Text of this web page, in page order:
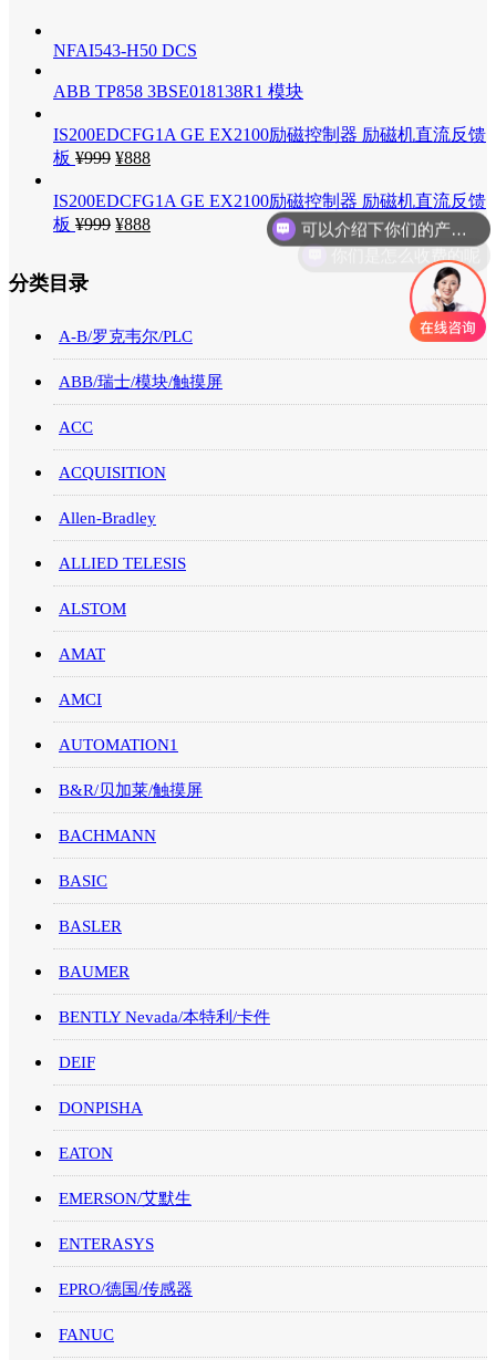
NFAI543-H50 DCS
ABB TP858 3BSE018138R1 模块
IS200EDCFG1A GE EX2100励磁控制器 励磁机直流反馈
板 ¥999 ¥888
IS200EDCFG1A GE EX2100励磁控制器 励磁机直流反馈
板 ¥999 ¥888
分类目录
A-B/罗克韦尔/PLC
ABB/瑞士/模块/触摸屏
ACC
ACQUISITION
Allen-Bradley
ALLIED TELESIS
ALSTOM
AMAT
AMCI
AUTOMATION1
B&R/贝加莱/触摸屏
BACHMANN
BASIC
BASLER
BAUMER
BENTLY Nevada/本特利/卡件
DEIF
DONPISHA
EATON
EMERSON/艾默生
ENTERASYS
EPRO/德国/传感器
FANUC
你们是怎么收费的呢